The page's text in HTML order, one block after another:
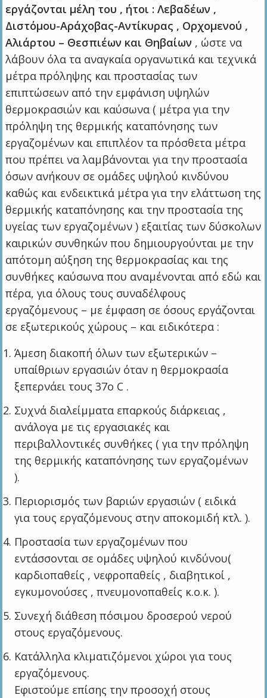
εργάζονται μέλη του , ήτοι : Λεβαδέων ,
Διστόμου-Αράχοβας-Αντίκυρας , Ορχομενού ,
Αλιάρτου – Θεσπιέων και Θηβαίων , ώστε να
λάβουν όλα τα αναγκαία οργανωτικά και τεχνικά
μέτρα πρόληψης και προστασίας των
επιπτώσεων από την εμφάνιση υψηλών
θερμοκρασιών και καύσωνα ( μέτρα για την
πρόληψη της θερμικής καταπόνησης των
εργαζομένων και επιπλέον τα πρόσθετα μέτρα
που πρέπει να λαμβάνονται για την προστασία
όσων ανήκουν σε ομάδες υψηλού κινδύνου
καθώς και ενδεικτικά μέτρα για την ελάττωση της
θερμικής καταπόνησης και την προστασία της
υγείας των εργαζομένων ) εξαιτίας των δύσκολων
καιρικών συνθηκών που δημιουργούνται με την
απότομη αύξηση της θερμοκρασίας και της
συνθήκες καύσωνα που αναμένονται από εδώ και
πέρα, για όλους τους συναδέλφους
εργαζόμενους – με έμφαση σε όσους εργάζονται
σε εξωτερικούς χώρους – και ειδικότερα :
Άμεση διακοπή όλων των εξωτερικών –
υπαίθριων εργασιών όταν η θερμοκρασία
ξεπερνάει τους 37ο C .
Συχνά διαλείμματα επαρκούς διάρκειας ,
ανάλογα με τις εργασιακές και
περιβαλλοντικές συνθήκες ( για την πρόληψη
της θερμικής καταπόνησης των εργαζομένων
).
Περιορισμός των βαριών εργασιών ( ειδικά
για τους εργαζόμενους στην αποκομιδή κτλ. ).
Προστασία των εργαζομένων που
εντάσσονται σε ομάδες υψηλού κινδύνου(
καρδιοπαθείς , νεφροπαθείς , διαβητικοί ,
εγκυμονούσες , πνευμονοπαθείς κ.ο.κ. ).
Συνεχή διάθεση πόσιμου δροσερού νερού
στους εργαζόμενους.
Κατάλληλα κλιματιζόμενοι χώροι για τους
εργαζόμενους.
Εφιστούμε επίσης την προσοχή στους